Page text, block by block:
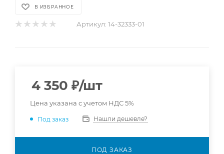
В ИЗБРАННОЕ
Артикул: 14-32333-01
4 350 ₽/шт
Цена указана с учетом НДС 5%
Под заказ Нашли дешевле?
ПОД ЗАКАЗ